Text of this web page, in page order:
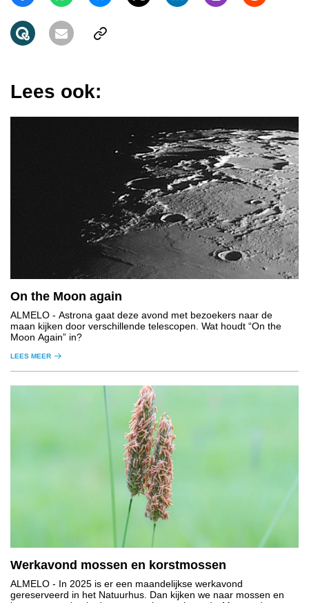
Lees ook:
On the Moon again
ALMELO - Astrona gaat deze avond met bezoekers naar de
maan kijken door verschillende telescopen. Wat houdt “On the
Moon Again” in?
LEES MEER
Werkavond mossen en korstmossen
ALMELO - In 2025 is er een maandelijkse werkavond
gereserveerd in het Natuurhus. Dan kijken we naar mossen en